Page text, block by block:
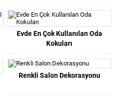
Evde En Çok Kullanılan Oda
Kokuları
Renkli Salon Dekorasyonu